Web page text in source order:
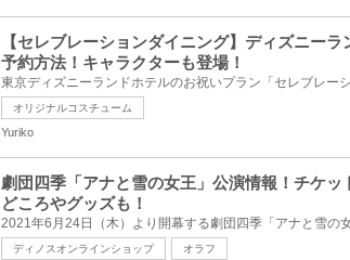
【セレブレーションダイニング】ディズニー
予約方法！キャラクターも登場！
オリジナルコスチューム
Yuriko
劇団四季「アナと雪の女王」公演情報！チケ
どころやグッズも！
ディノスオンラインショップ オラフ